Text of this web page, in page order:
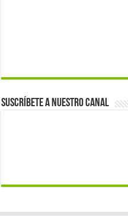
Suscríbete a nuestro canal